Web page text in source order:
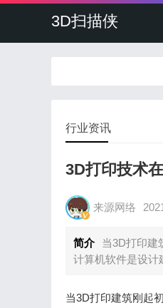
3D扫描侠
行业资讯
3D打印技术
来源网络
简介
当3D打印建
计算机软件是设计
当3D打印建筑刚起